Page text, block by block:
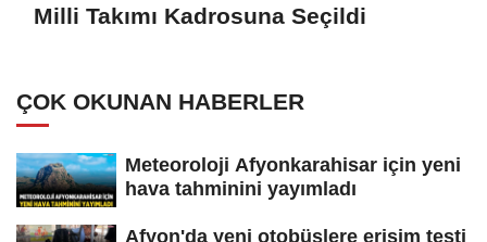
Milli Takımı Kadrosuna Seçildi
ÇOK OKUNAN HABERLER
Meteoroloji Afyonkarahisar için yeni
hava tahminini yayımladı
Afyon'da yeni otobüslere erişim testi